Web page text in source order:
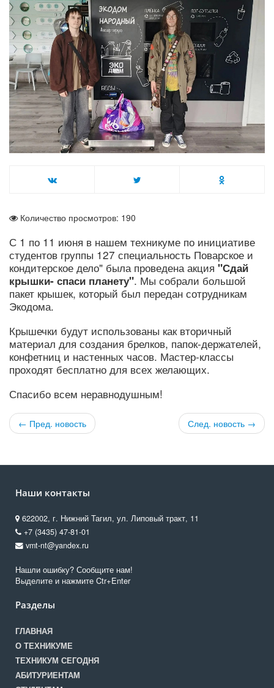
Количество просмотров: 190
С 1 по 11 июня в нашем техникуме по инициативе
студентов группы 127 специальность Поварское и
кондитерское дело" была проведена акция "Сдай
крышки- спаси планету". Мы собрали большой
пакет крышек, который был передан сотрудникам
Экодома.
Крышечки будут использованы как вторичный
материал для создания брелков, папок-держателей,
конфетниц и настенных часов. Мастер-классы
проходят бесплатно для всех желающих.
Спасибо всем неравнодушным!
← Пред. новость След. новость →
Наши контакты
622002, г. Нижний Тагил, ул. Липовый тракт, 11
+7 (3435) 47-81-01
vmt-nt@yandex.ru
Нашли ошибку? Сообщите нам!
Выделите и нажмите Ctr+Enter
Разделы
ГЛАВНАЯ
О ТЕХНИКУМЕ
ТЕХНИКУМ СЕГОДНЯ
АБИТУРИЕНТАМ